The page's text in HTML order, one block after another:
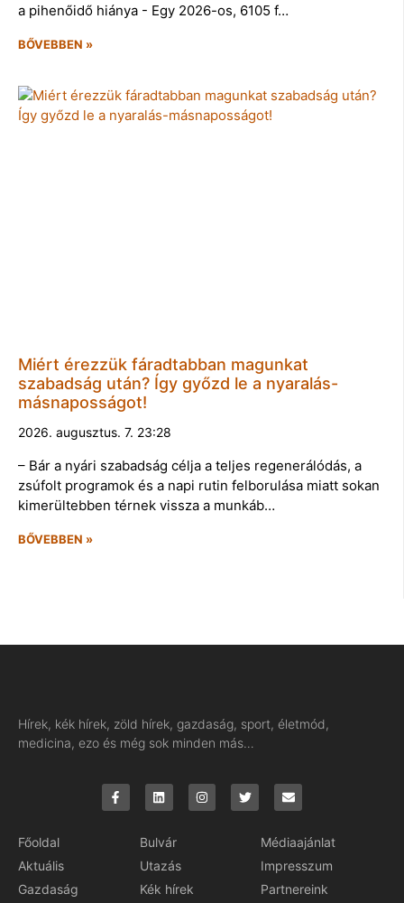
a pihenőidő hiánya - Egy 2026-os, 6105 f…
BŐVEBBEN »
Miért érezzük fáradtabban magunkat
szabadság után? Így győzd le a nyaralás-
másnaposságot!
2026. augusztus. 7. 23:28
– Bár a nyári szabadság célja a teljes regenerálódás, a
zsúfolt programok és a napi rutin felborulása miatt sokan
kimerültebben térnek vissza a munkáb…
BŐVEBBEN »
Hírek, kék hírek, zöld hírek, gazdaság, sport, életmód,
medicina, ezo és még sok minden más…
Főoldal
Aktuális
Gazdaság
Bulvár
Utazás
Kék hírek
Médiaajánlat
Impresszum
Partnereink